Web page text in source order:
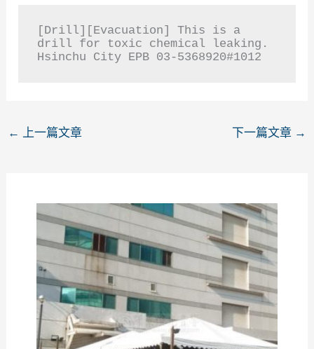
[Drill][Evacuation] This is a
drill for toxic chemical leaking.
Hsinchu City EPB 03-5368920#1012
← 上一篇文章 下一篇文章 →